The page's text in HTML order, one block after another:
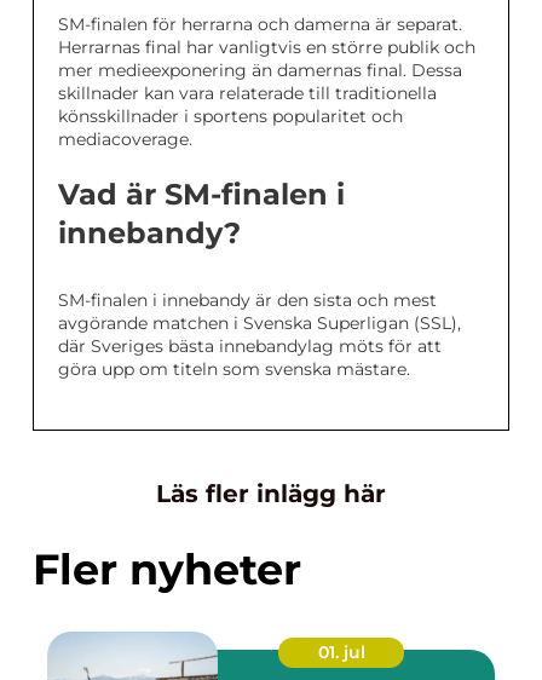
SM-finalen för herrarna och damerna är separat.
Herrarnas final har vanligtvis en större publik och
mer medieexponering än damernas final. Dessa
skillnader kan vara relaterade till traditionella
könsskillnader i sportens popularitet och
mediacoverage.
Vad är SM-finalen i
innebandy?
SM-finalen i innebandy är den sista och mest
avgörande matchen i Svenska Superligan (SSL),
där Sveriges bästa innebandylag möts för att
göra upp om titeln som svenska mästare.
Läs fler inlägg här
Fler nyheter
01. jul